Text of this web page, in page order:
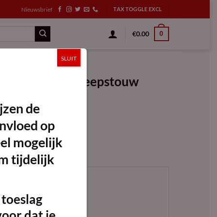
Nieuwsbrief
€0.00 0
incl. zwart scheepstouw
de
op
mogelijk
tijdelijk
SLUIT